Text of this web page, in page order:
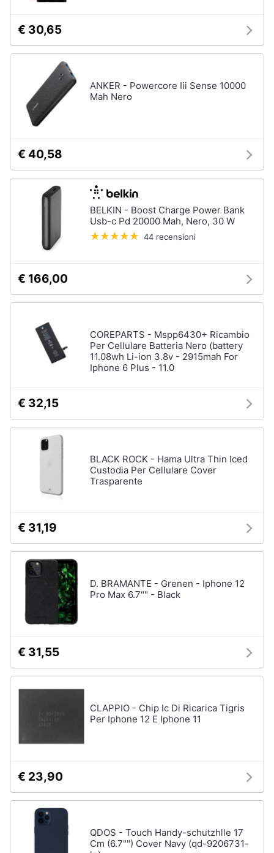
€ 30,65
ANKER - Powercore Iii Sense 10000
Mah Nero
€ 40,58
BELKIN - Boost Charge Power Bank
Usb-c Pd 20000 Mah, Nero, 30 W
44 recensioni
€ 166,00
COREPARTS - Mspp6430+ Ricambio
Per Cellulare Batteria Nero (battery
11.08wh Li-ion 3.8v - 2915mah For
Iphone 6 Plus - 11.0
€ 32,15
BLACK ROCK - Hama Ultra Thin Iced
Custodia Per Cellulare Cover
Trasparente
€ 31,19
D. BRAMANTE - Grenen - Iphone 12
Pro Max 6.7"" - Black
€ 31,55
CLAPPIO - Chip Ic Di Ricarica Tigris
Per Iphone 12 E Iphone 11
€ 23,90
QDOS - Touch Handy-schutzhlle 17
Cm (6.7"") Cover Navy (qd-9206731-